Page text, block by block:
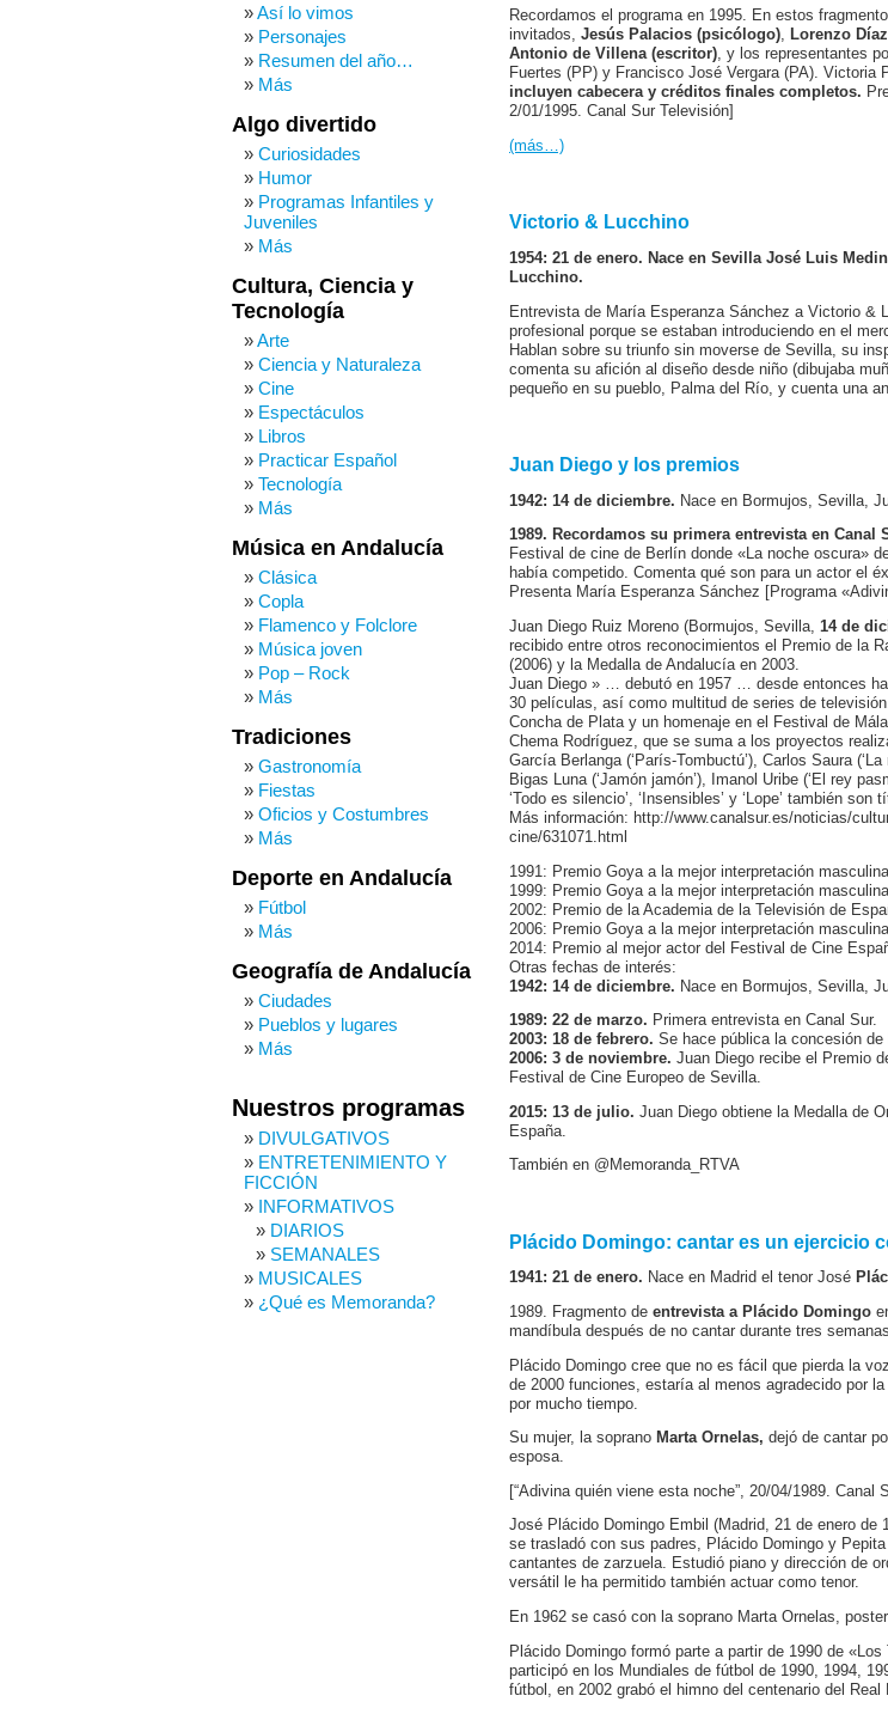
Recordamos el programa en 1995. En estos
invitados, Jesús Palacios (psicólogo), Lorenzo
Antonio de Villena (escritor), y los representantes
Fuertes (PP) y Francisco José Vergara (PA). Victoria
incluyen cabecera y créditos finales completos.
2/01/1995. Canal Sur Televisión]
(más…)
Victorio & Lucchino
1954: 21 de enero. Nace en Sevilla José Luis
Lucchino.
Entrevista de María Esperanza Sánchez a Victorio &
profesional porque se estaban introduciendo en el
Hablan sobre su triunfo sin moverse de Sevilla, su
comenta su afición al diseño desde niño (dibujaba
pequeño en su pueblo, Palma del Río, y cuenta una
Juan Diego y los premios
1942: 14 de diciembre. Nace en Bormujos, Sevilla,
1989. Recordamos su primera entrevista en Canal
Festival de cine de Berlín donde «La noche oscura»
había competido. Comenta qué son para un actor el
Presenta María Esperanza Sánchez [Programa
Juan Diego Ruiz Moreno (Bormujos, Sevilla, 14 de
recibido entre otros reconocimientos el Premio de la
(2006) y la Medalla de Andalucía en 2003.
Juan Diego » … debutó en 1957 … desde entonces
30 películas, así como multitud de series de
Concha de Plata y un homenaje en el Festival de
Chema Rodríguez, que se suma a los proyectos
García Berlanga (‘París-Tombuctú’), Carlos Saura
Bigas Luna (‘Jamón jamón’), Imanol Uribe (‘El rey
‘Todo es silencio’, ‘Insensibles’ y ‘Lope’ también
Más información: http://www.canalsur.es/noticias/
cine/631071.html
1991: Premio Goya a la mejor interpretación
1999: Premio Goya a la mejor interpretación
2002: Premio de la Academia de la Televisión de
2006: Premio Goya a la mejor interpretación
2014: Premio al mejor actor del Festival de Cine
Otras fechas de interés:
1942: 14 de diciembre. Nace en Bormujos, Sevilla,
1989: 22 de marzo. Primera entrevista en Canal Sur.
2003: 18 de febrero. Se hace pública la concesión
2006: 3 de noviembre. Juan Diego recibe el Premio
Festival de Cine Europeo de Sevilla.
2015: 13 de julio. Juan Diego obtiene la Medalla de
España.
También en @Memoranda_RTVA
Plácido Domingo: cantar es un ejercicio
1941: 21 de enero. Nace en Madrid el tenor José
1989. Fragmento de entrevista a Plácido Domingo
mandíbula después de no cantar durante tres
Plácido Domingo cree que no es fácil que pierda la
de 2000 funciones, estaría al menos agradecido por
por mucho tiempo.
Su mujer, la soprano Marta Ornelas, dejó de cantar
esposa.
[“Adivina quién viene esta noche”, 20/04/1989. Canal
José Plácido Domingo Embil (Madrid, 21 de enero
se trasladó con sus padres, Plácido Domingo y
cantantes de zarzuela. Estudió piano y dirección de
versátil le ha permitido también actuar como tenor.
En 1962 se casó con la soprano Marta Ornelas,
Plácido Domingo formó parte a partir de 1990 de
participó en los Mundiales de fútbol de 1990, 1994,
fútbol, en 2002 grabó el himno del centenario del Real
Así lo vimos
Personajes
Resumen del año…
Más
Algo divertido
Curiosidades
Humor
Programas Infantiles y
Juveniles
Más
Cultura, Ciencia y
Tecnología
Arte
Ciencia y Naturaleza
Cine
Espectáculos
Libros
Practicar Español
Tecnología
Más
Música en Andalucía
Clásica
Copla
Flamenco y Folclore
Música joven
Pop – Rock
Más
Tradiciones
Gastronomía
Fiestas
Oficios y Costumbres
Más
Deporte en Andalucía
Fútbol
Más
Geografía de Andalucía
Ciudades
Pueblos y lugares
Más
Nuestros programas
DIVULGATIVOS
ENTRETENIMIENTO Y
FICCIÓN
INFORMATIVOS
DIARIOS
SEMANALES
MUSICALES
¿Qué es Memoranda?